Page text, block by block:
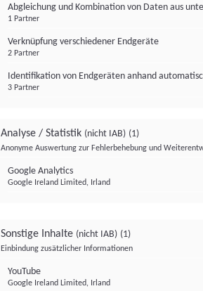
Abgleichung und Kombination von Daten aus
1 Partner
Verknüpfung verschiedener Endgeräte
2 Partner
Identifikation von Endgeräten anhand
3 Partner
Analyse / Statistik (nicht IAB) (1)
Anonyme Auswertung zur Fehlerbehebung und
Google Analytics
Google Ireland Limited, Irland
Sonstige Inhalte (nicht IAB) (1)
Einbindung zusätzlicher Informationen
YouTube
Google Ireland Limited, Irland